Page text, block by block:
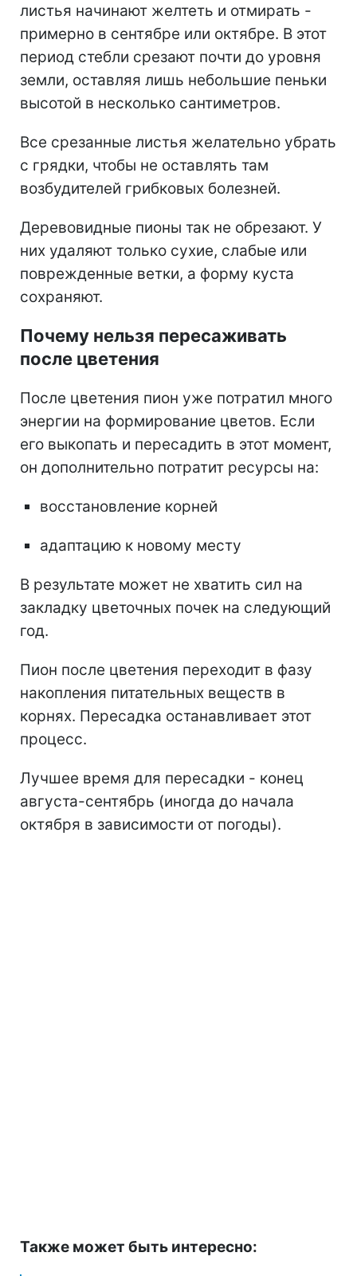
листья начинают желтеть и отмирать -
примерно в сентябре или октябре. В этот
период стебли срезают почти до уровня
земли, оставляя лишь небольшие пеньки
высотой в несколько сантиметров.
Все срезанные листья желательно убрать
с грядки, чтобы не оставлять там
возбудителей грибковых болезней.
Деревовидные пионы так не обрезают. У
них удаляют только сухие, слабые или
поврежденные ветки, а форму куста
сохраняют.
Почему нельзя пересаживать
после цветения
После цветения пион уже потратил много
энергии на формирование цветов. Если
его выкопать и пересадить в этот момент,
он дополнительно потратит ресурсы на:
восстановление корней
адаптацию к новому месту
В результате может не хватить сил на
закладку цветочных почек на следующий
год.
Пион после цветения переходит в фазу
накопления питательных веществ в
корнях. Пересадка останавливает этот
процесс.
Лучшее время для пересадки - конец
августа-сентябрь (иногда до начала
октября в зависимости от погоды).
Также может быть интересно: